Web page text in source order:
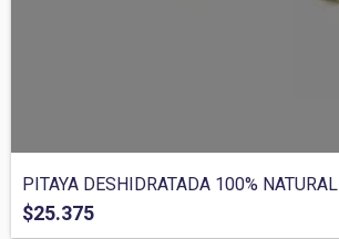
PITAYA DESHIDRATADA 100% NATURAL
$25.375